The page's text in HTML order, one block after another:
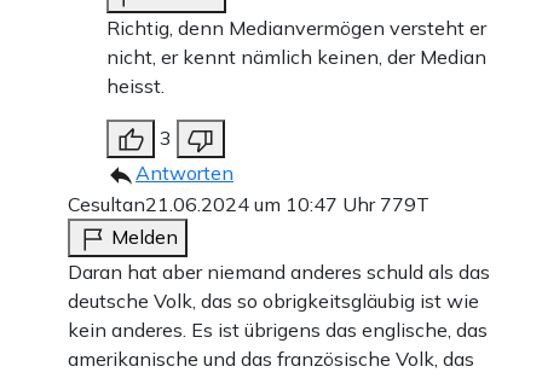
Richtig, denn Medianvermögen versteht er
nicht, er kennt nämlich keinen, der Median
heisst.
3
Antworten
Cesultan21.06.2024 um 10:47 Uhr 779T
Melden
Daran hat aber niemand anderes schuld als das
deutsche Volk, das so obrigkeitsgläubig ist wie
kein anderes. Es ist übrigens das englische, das
amerikanische und das französische Volk, das